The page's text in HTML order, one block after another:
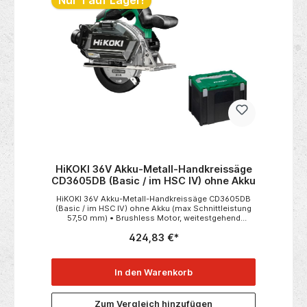
32 mm Max. Schnitttiefe: 90 46
mm Sägeblattdurchmesser: 140
mm Neigungseinstellung: 0 - 50 Grad Spannung: 12
V Lieferumfang:1x Milwaukee M12 FUEL Akku-
Kreissäge M12 FCS442-0Ohne Akku und Ladegerät
HiKOKI 36V Akku-Metall-Handkreissäge
CD3605DB (Basic / im HSC IV) ohne Akku
HiKOKI 36V Akku-Metall-Handkreissäge CD3605DB
(Basic / im HSC IV) ohne Akku (max Schnittleistung
57,50 mm) • Brushless Motor, weitestgehend
Schnitt• Soft-Start Funktion• Spezielle Schutzhaube
vorhanden• Silent Funktion reduziert die
Belastung automatisch in den Power Modus• mit
Staubabsaugbox Technische DatenLeerlaufdrehzahl
(Silent) 2400 min-
1Sägeblattbohrung Ø 20 mmMax.
424,83 €*
In den Warenkorb
Zum Vergleich hinzufügen